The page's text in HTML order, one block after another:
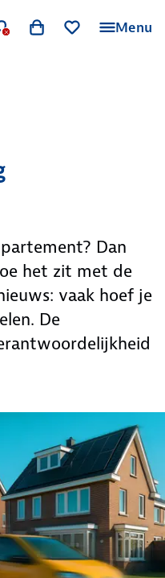
Menu
Dan
het zit met de
vaak hoef je
De